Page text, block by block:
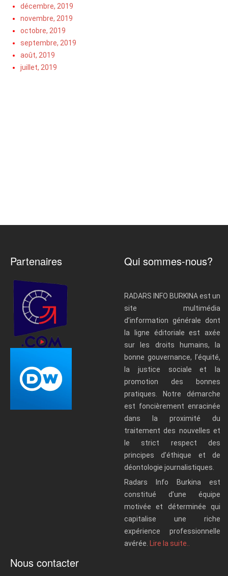
décembre, 2019
novembre, 2019
octobre, 2019
septembre, 2019
août, 2019
juillet, 2019
Partenaires Qui sommes-nous?
RADARS INFO BURKINA est un
site multimédia
d’information générale dont
la ligne éditoriale est axée
sur les droits humains, la
bonne gouvernance, l’équité,
la justice sociale et la
promotion des bonnes
pratiques. Notre démarche
est foncièrement enracinée
dans la proximité du
traitement des nouvelles et
le strict respect des
principes d’éthique et de
déontologie journalistiques.
Radars Info Burkina est
constitué d’une équipe
motivée et déterminée qui
capitalise une riche
expérience professionnelle
avérée.
Lire la suite..
Nous contacter